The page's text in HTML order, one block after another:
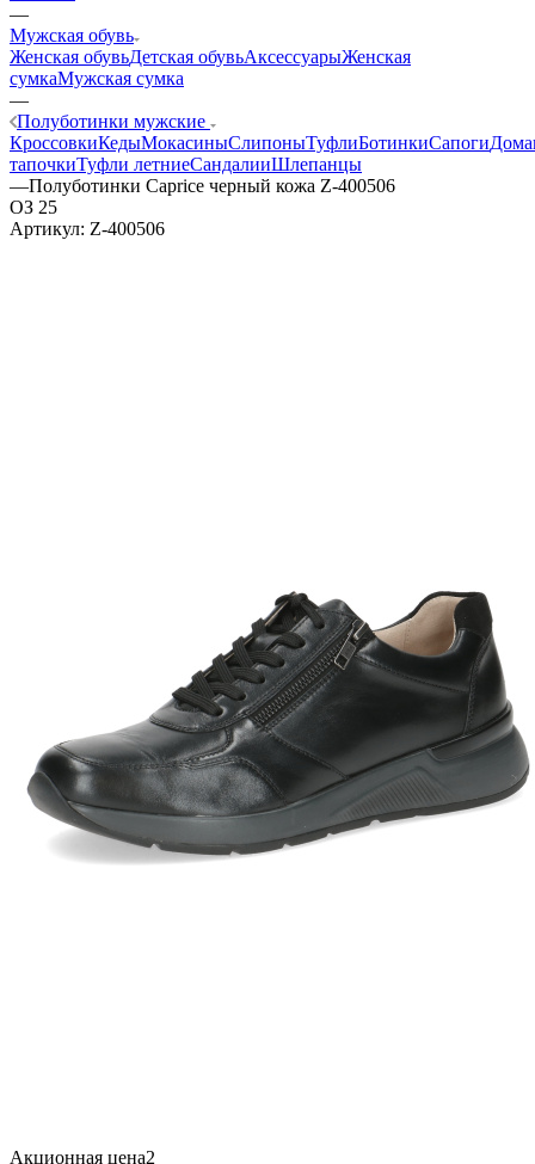
—
Мужская обувь
Женская обувьДетская обувьАксессуарыЖенская
сумкаМужская сумка
—
Полуботинки мужские
КроссовкиКедыМокасиныСлипоныТуфлиБотинкиСапоги
тапочкиТуфли летниеСандалииШлепанцы
—Полуботинки Caprice черный кожа Z-400506
ОЗ 25
Артикул: Z-400506
Акционная цена2